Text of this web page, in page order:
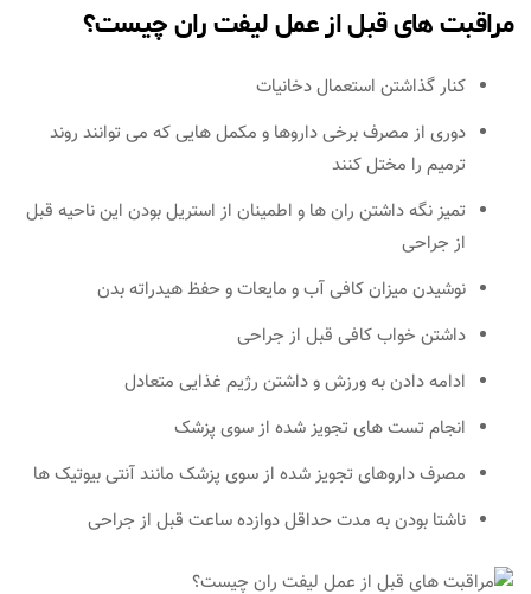
مراقبت های قبل از عمل لیفت ران چیست؟
کنار گذاشتن استعمال دخانیات
دوری از مصرف برخی داروها و مکمل هایی که می توانند روند
ترمیم را مختل کنند
تمیز نگه داشتن ران ها و اطمینان از استریل بودن این ناحیه قبل
از جراحی
نوشیدن میزان کافی آب و مایعات و حفظ هیدراته بدن
داشتن خواب کافی قبل از جراحی
ادامه دادن به ورزش و داشتن رژیم غذایی متعادل
انجام تست های تجویز شده از سوی پزشک
مصرف داروهای تجویز شده از سوی پزشک مانند آنتی بیوتیک ها
ناشتا بودن به مدت حداقل دوازده ساعت قبل از جراحی